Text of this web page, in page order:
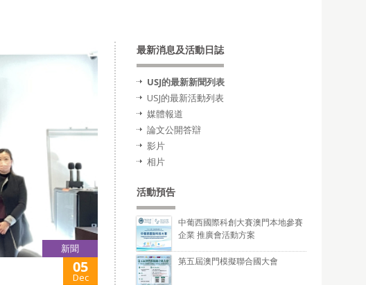
新聞
05
Dec
最新消息及活動日誌
USJ的最新新聞列表
USJ的最新活動列表
媒體報道
論文公開答辯
影片
相片
活動預告
中葡西國際科創大賽澳門本地參賽
企業 推廣會活動方案
第五屆澳門模擬聯合國大會